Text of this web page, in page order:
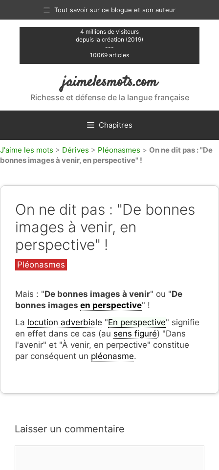
contenu
Tout savoir sur ce blogue et son auteur
4 millions de visiteurs
depuis la création (2019)
---
10069 articles
jaimelesmots.com
Richesse et défense de la langue française
Chapitres
J'aime les mots > Dérives > Pléonasmes > On ne dit pas : "De
bonnes images à venir, en perspective" !
On ne dit pas : "De bonnes
images à venir, en
perspective" !
Catégories
Pléonasmes
Mais : "De bonnes images à venir" ou "De
bonnes images en perspective" !
La locution adverbiale "En perspective" signifie
en effet dans ce cas (au sens figuré) "Dans
l'avenir" et "À venir, en perpective" constitue
par conséquent un pléonasme.
Laisser un commentaire